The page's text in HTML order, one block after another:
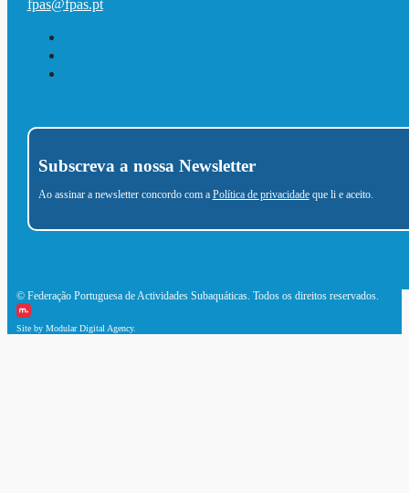
fpas@fpas.pt
Subscreva a nossa Newsletter
Ao assinar a newsletter concordo com a Política de privacidadeque li e aceito.
© Federação Portuguesa de Actividades Subaquáticas. Todos os direitos reservados.
Site by Modular Digital Agency.